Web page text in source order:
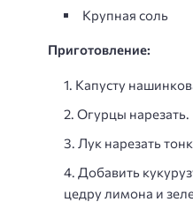
Крупная соль
Приготовление:
Капусту
Огурцы нарезать.
Лук нарезать
Добавить
цедру лимона и